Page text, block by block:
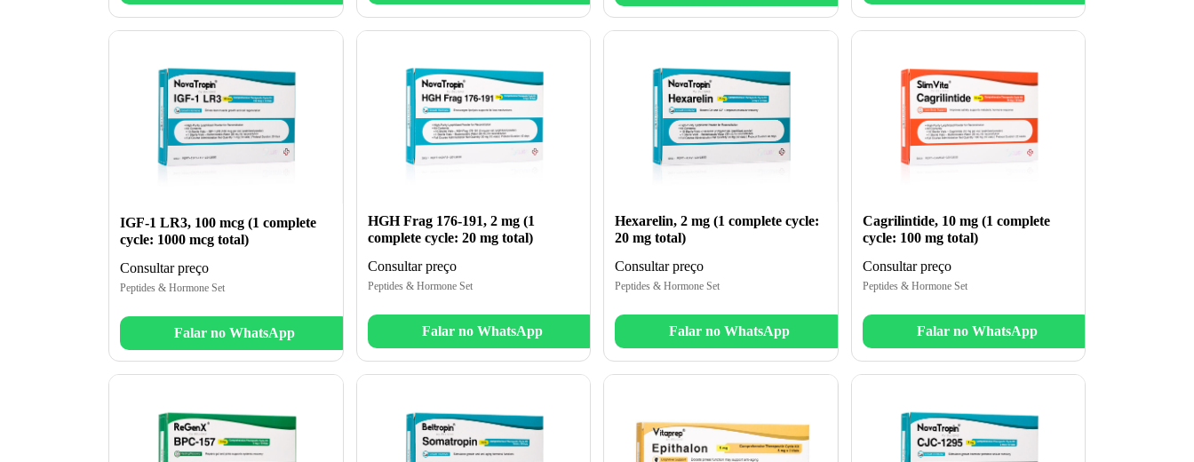
IGF-1 LR3, 100 mcg (1 complete
cycle: 1000 mcg total)
Consultar preço
Peptides & Hormone Set
Falar no WhatsApp
HGH Frag 176-191, 2 mg (1
complete cycle: 20 mg total)
Consultar preço
Peptides & Hormone Set
Falar no WhatsApp
Hexarelin, 2 mg (1 complete cycle:
20 mg total)
Consultar preço
Peptides & Hormone Set
Falar no WhatsApp
Cagrilintide, 10 mg (1 complete
cycle: 100 mg total)
Consultar preço
Peptides & Hormone Set
Falar no WhatsApp